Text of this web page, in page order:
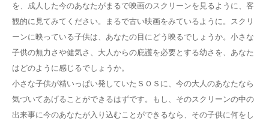
を、成人した今のあなたがまるで映画のスクリーンを見るように、客
観的に見てみてください。まるで古い映画をみているように。スクリ
ーンに映っている子供は、あなたの目にどう映るでしょうか。小さな
子供の無力さや健気さ、大人からの庇護を必要とする幼さを、あなた
はどのように感じるでしょうか。
小さな子供が精いっぱい発していたＳＯＳに、今の大人のあなたなら
気づいてあげることができるはずです。もし、そのスクリーンの中の
出来事に今のあなたが入り込むことができるなら、その子供に何をし